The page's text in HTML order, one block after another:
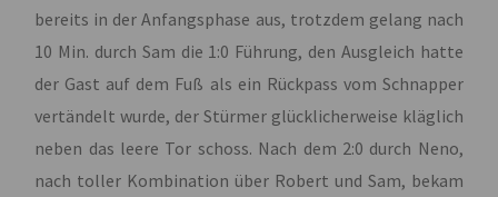
bereits in der Anfangsphase aus, trotzdem gelang nach
10 Min. durch Sam die 1:0 Führung, den Ausgleich hatte
der Gast auf dem Fuß als ein Rückpass vom Schnapper
vertändelt wurde, der Stürmer glücklicherweise kläglich
neben das leere Tor schoss. Nach dem 2:0 durch Neno,
nach toller Kombination über Robert und Sam, bekam